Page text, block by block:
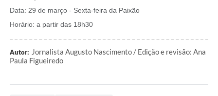
Data: 29 de março - Sexta-feira da Paixão
Horário: a partir das 18h30
Autor: Jornalista Augusto Nascimento / Edição e revisão: Ana
Paula Figueiredo